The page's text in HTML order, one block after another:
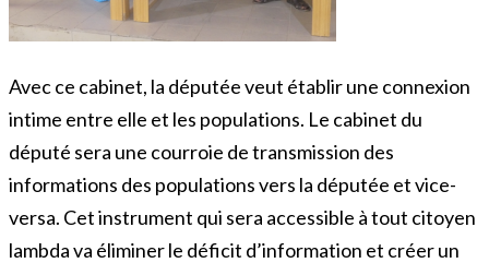
Avec ce cabinet, la députée veut établir une connexion
intime entre elle et les populations. Le cabinet du
député sera une courroie de transmission des
informations des populations vers la députée et vice-
versa. Cet instrument qui sera accessible à tout citoyen
lambda va éliminer le déficit d’information et créer un